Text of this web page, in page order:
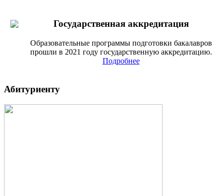
Государственная аккредитация
Образовательные программы подготовки бакалавров
прошли в 2021 году государственную аккредитацию.
Подробнее
Абитуриенту